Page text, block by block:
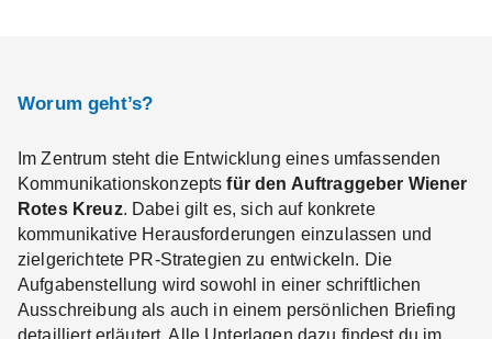
Worum geht’s?
Im Zentrum steht die Entwicklung eines umfassenden
Kommunikationskonzeptsfür den Auftraggeber Wiener
Rotes Kreuz. Dabei gilt es, sich auf konkrete
kommunikative Herausforderungen einzulassen und
zielgerichtete PR-Strategien zu entwickeln. Die
Aufgabenstellung wird sowohl in einer schriftlichen
Ausschreibung als auch in einem persönlichen Briefing
detailliert erläutert. Alle Unterlagen dazu findest du im